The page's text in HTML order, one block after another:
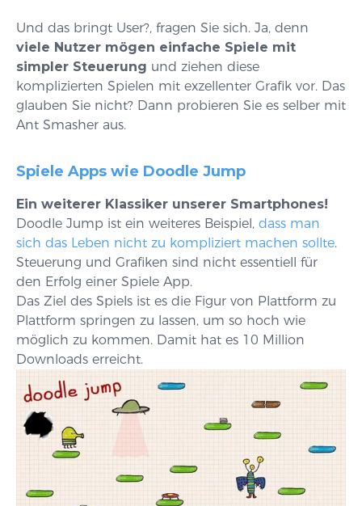
Und das bringt User?, fragen Sie sich. Ja, denn
viele Nutzer mögen einfache Spiele mit
simpler Steuerung und ziehen diese
komplizierten Spielen mit exzellenter Grafik vor. Das
glauben Sie nicht? Dann probieren Sie es selber mit
Ant Smasher aus.
Spiele Apps wie Doodle Jump
Ein weiterer Klassiker unserer Smartphones!
Doodle Jump ist ein weiteres Beispiel, dass man
sich das Leben nicht zu kompliziert machen sollte.
Steuerung und Grafiken sind nicht essentiell für
den Erfolg einer Spiele App.
Das Ziel des Spiels ist es die Figur von Plattform zu
Plattform springen zu lassen, um so hoch wie
möglich zu kommen. Damit hat es 10 Million
Downloads erreicht.